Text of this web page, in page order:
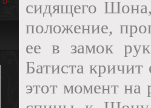
сидящего
положение,
ее в замок
Батиста кричит
этот момент на